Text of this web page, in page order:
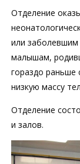
Отделение
или
малышам,
гораздо раньше
низкую массу
Отделение
и залов.